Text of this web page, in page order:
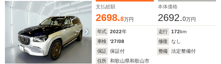
テリアトリム MBUXリアエンタメ
支払総額
2698.8万円
本体価格
2692.0万円
年式 2022年 走行 172km
車検
'27/08 修復
なし
保証
保証付 整備
法定整備付
住所
和歌山県和歌山市